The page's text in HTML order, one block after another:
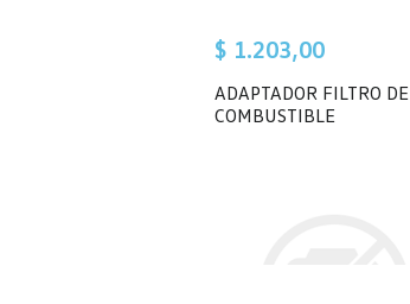
$ 1.203,00
ADAPTADOR FILTRO DE
COMBUSTIBLE